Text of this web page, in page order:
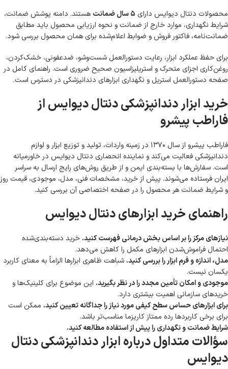
محصولات دنتال دیوایس دارای ۵ سال ضمانت
هستند. دامنه پوشش ضمانت،
شرایط نگهداری، موارد خارج از ضمانت و نحوه ارزیابی محصول باید مطابق
ضمانت‌نامه، فاکتور فروش و ضوابط اعلام‌شده برای همان محصول بررسی شود.
برای حفظ عملکرد ابزار، رعایت دستورالعمل شست‌وشو، ضدعفونی، خشک‌کردن،
روغن‌کاری اجزای متحرک و استریلیزاسیون صحیح ضروری است. راهنمای کامل در
صفحه دستورالعمل استریل و نگهداری ابزارهای دندانپزشکی در دسترس است.
خرید ابزار دندانپزشکی دنتال دیوایس از
فاراطب پیشرو
فاراطب پیشرو از سال ۱۳۷۰ در زمینه واردات، تولید و توزیع ابزار و لوازم
دندانپزشکی فعالیت می‌کند و نماینده انحصاری دنتال دیوایس در خاورمیانه
است. سفارش‌ها با بسته‌بندی ایمن و از طریق روش‌های رایج ارسال به سراسر
ایران فرستاده می‌شوند. پیش از خرید، مشخصات فنی، مدل، موجودی، قیمت روز
و شرایط ضمانت هر محصول را در صفحه اختصاصی آن بررسی کنید.
راهنمای خرید ابزارهای دنتال دیوایس
نیازهای مرکز را بر اساس بخش درمانی فهرست کنید. خرید دسته‌بندی‌شده
احتمال فراموش‌شدن ابزارهای مکمل را کاهش می‌دهد.
مدل، اندازه و فرم ابزار را بررسی کنید. شباهت ظاهری ابزارها الزاماً به معنای کاربرد
یکسان نیست.
موجودی و امکان تأمین مجدد را در نظر بگیرید. این موضوع برای کلینیک‌ها و
خریدهای سازمانی اهمیت بیشتری دارد.
برای ابزارهای حساس سطح کیفی مورد نیاز را جداگانه تعیین کنید. ممکن است
برای برخی کاربردها رده ممتاز کاریزما مناسب‌تر باشد.
شرایط ضمانت و نگهداری را پیش از استفاده مطالعه کنید.
سؤالات متداول درباره ابزار دندانپزشکی دنتال
دیوایس